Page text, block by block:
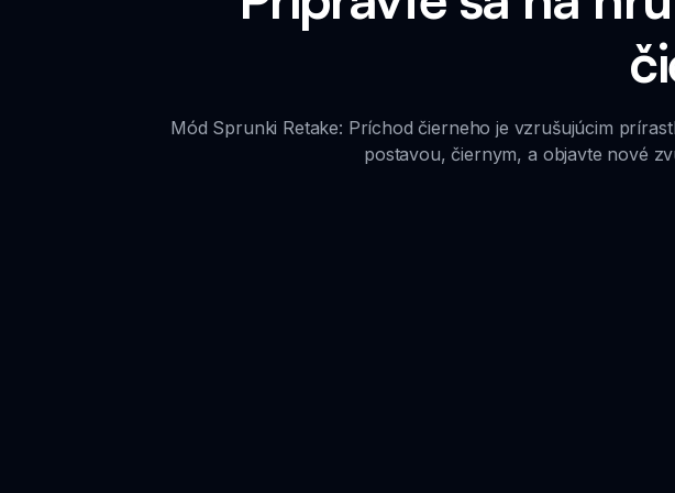
Mód Sprunki Retake: Príchod čierneho je vzrušujúcim
postavou, čiernym, a objavte nové